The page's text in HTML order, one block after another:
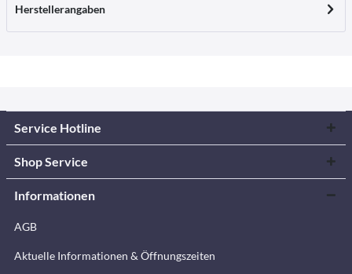
Herstellerangaben
Service Hotline
Shop Service
Informationen
AGB
Aktuelle Informationen & Öffnungszeiten